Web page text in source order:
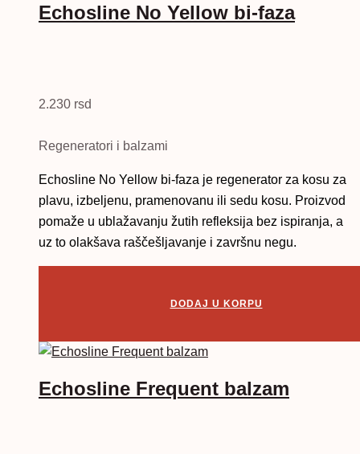
Echosline No Yellow bi-faza
2.230 rsd
Regeneratori i balzami
Echosline No Yellow bi-faza je regenerator za kosu za
plavu, izbeljenu, pramenovanu ili sedu kosu. Proizvod
pomaže u ublažavanju žutih refleksija bez ispiranja, a
uz to olakšava raščešljavanje i završnu negu.
DODAJ U KORPU
Echosline Frequent balzam